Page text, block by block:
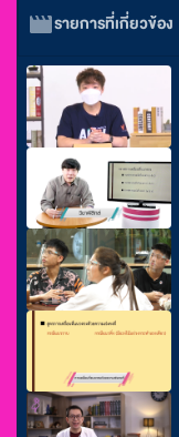
รายการที่เกี่ยวข้อง